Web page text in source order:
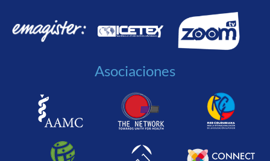
Asociaciones